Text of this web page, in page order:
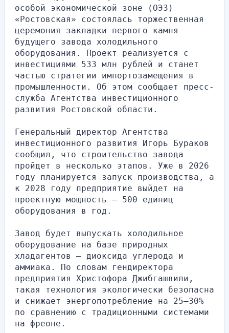
особой экономической зоне (ОЭЗ)
«Ростовская» состоялась торжественная
церемония закладки первого камня
будущего завода холодильного
оборудования. Проект реализуется с
инвестициями 533 млн рублей и станет
частью стратегии импортозамещения в
промышленности. Об этом сообщает пресс-
служба Агентства инвестиционного
развития Ростовской области.
Генеральный директор Агентства
инвестиционного развития Игорь Бураков
сообщил, что строительство завода
пройдет в несколько этапов. Уже в 2026
году планируется запуск производства, а
к 2028 году предприятие выйдет на
проектную мощность – 500 единиц
оборудования в год.
Завод будет выпускать холодильное
оборудование на базе природных
хладагентов – диоксида углерода и
аммиака. По словам гендиректора
предприятия Христофора Джибгашвили,
такая технология экологически безопасна
и снижает энергопотребление на 25–30%
по сравнению с традиционными системами
на фреоне.